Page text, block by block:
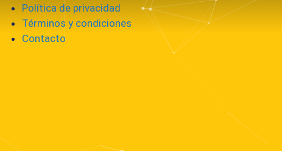
Política de privacidad
Términos y condiciones
Contacto